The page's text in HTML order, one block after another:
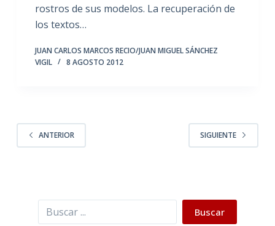
rostros de sus modelos. La recuperación de
los textos…
JUAN CARLOS MARCOS RECIO/JUAN MIGUEL SÁNCHEZ
VIGIL
8 AGOSTO 2012
ANTERIOR SIGUIENTE
Buscar Buscar